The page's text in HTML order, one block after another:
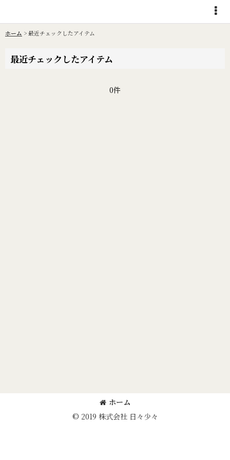
ホーム > 最近チェックしたアイテム
最近チェックしたアイテム
0件
ホーム
© 2019 株式会社 日々少々